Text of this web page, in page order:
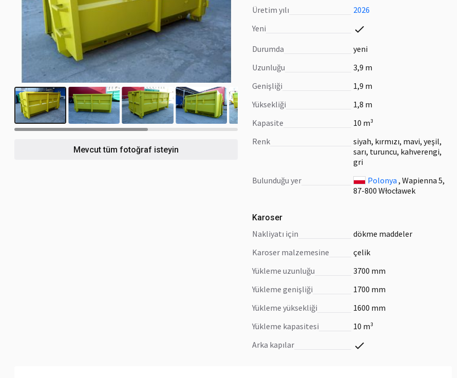
5
Mevcut tüm fotoğraf isteyin
Üretim yılı
2026
Yeni
Durumda
yeni
Uzunluğu
3,9 m
Genişliği
1,9 m
Yüksekliği
1,8 m
Kapasite
10 m³
Renk
siyah, kırmızı, mavi, yeşil,
sarı, turuncu, kahverengi,
gri
Bulunduğu yer
Polonya , Wapienna 5,
87-800 Włocławek
Karoser
nakliyatı için
dökme maddeler
karoser malzemesine
çelik
yükleme uzunluğu
3700 mm
yükleme genişliği
1700 mm
yükleme yüksekliği
1600 mm
yükleme kapasitesi
10 m³
arka kapılar